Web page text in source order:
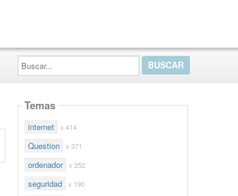
Buscar...
Temas
internet x 414
Question x 371
ordenador x 252
seguridad x 190